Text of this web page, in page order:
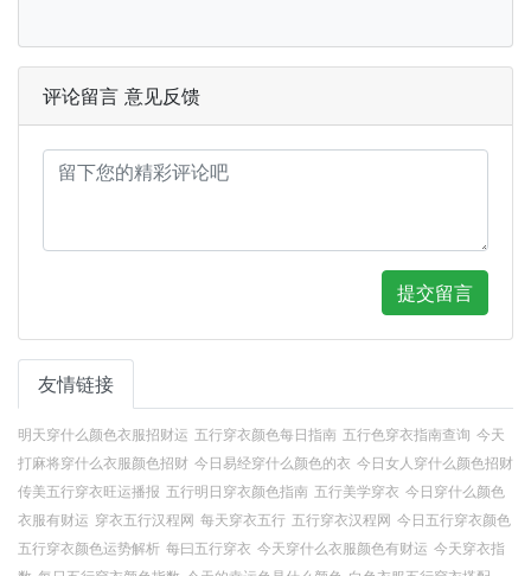
评论留言 意见反馈
提交留言
友情链接
明天穿什么颜色衣服招财运 五行穿衣颜色每日指南 五行色穿衣指南查询 今天
打麻将穿什么衣服颜色招财 今日易经穿什么颜色的衣 今日女人穿什么颜色招财
传美五行穿衣旺运播报 五行明日穿衣颜色指南 五行美学穿衣 今日穿什么颜色
衣服有财运 穿衣五行汉程网 每天穿衣五行 五行穿衣汉程网 今日五行穿衣颜色
五行穿衣颜色运势解析 每曰五行穿衣 今天穿什么衣服颜色有财运 今天穿衣指